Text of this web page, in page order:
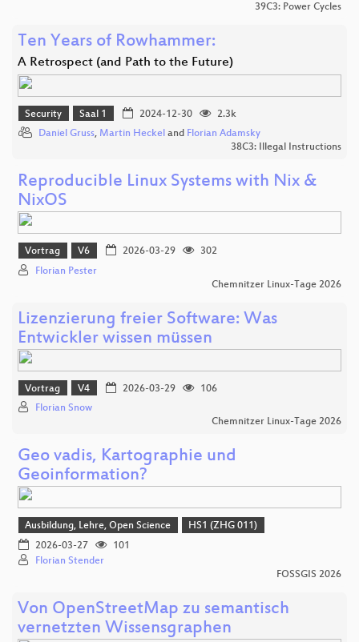
39C3: Power Cycles
Ten Years of Rowhammer:
A Retrospect (and Path to the Future)
Security Saal 1 2024-12-30
2.3k
Daniel Gruss, Martin Heckel and Florian Adamsky
38C3: Illegal Instructions
Reproducible Linux Systems with Nix &
NixOS
Vortrag V6 2026-03-29
302
Florian Pester
Chemnitzer Linux-Tage 2026
Lizenzierung freier Software: Was
Entwickler wissen müssen
Vortrag V4 2026-03-29
106
Florian Snow
Chemnitzer Linux-Tage 2026
Geo vadis, Kartographie und
Geoinformation?
Ausbildung, Lehre, Open Science
HS1 (ZHG 011)
2026-03-27
101
Florian Stender
FOSSGIS 2026
Von OpenStreetMap zu semantisch
vernetzten Wissensgraphen